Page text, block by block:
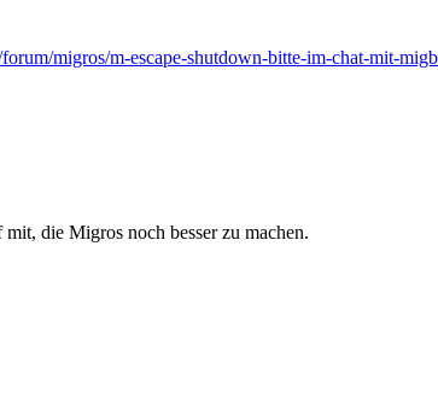
migros/m-escape-shutdown-bitte-im-chat-mit-
die Migros noch besser zu machen.